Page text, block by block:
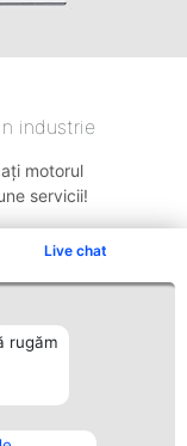
Live chat
rugăm
industrie
motorul
servicii!